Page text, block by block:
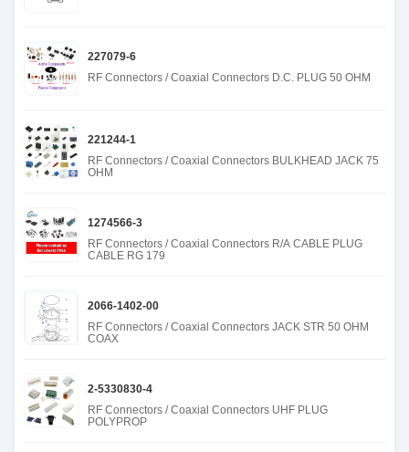
227079-6
RF Connectors / Coaxial Connectors D.C. PLUG 50 OHM
221244-1
RF Connectors / Coaxial Connectors BULKHEAD JACK 75
OHM
1274566-3
RF Connectors / Coaxial Connectors R/A CABLE PLUG
CABLE RG 179
2066-1402-00
RF Connectors / Coaxial Connectors JACK STR 50 OHM
COAX
2-5330830-4
RF Connectors / Coaxial Connectors UHF PLUG
POLYPROP